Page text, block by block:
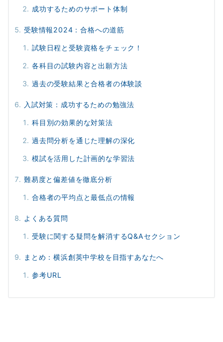
成功するためのサポート体制
受験情報2024：合格への道筋
試験日程と受験資格をチェック！
各科目の試験内容と出願方法
過去の受験結果と合格者の体験談
入試対策：成功するための勉強法
科目別の効果的な対策法
過去問分析を通じた理解の深化
模試を活用した計画的な学習法
難易度と偏差値を徹底分析
合格者の平均点と最低点の情報
よくある質問
受験に関する疑問を解消するQ&Aセクション
まとめ：横浜創英中学校を目指すあなたへ
参考URL